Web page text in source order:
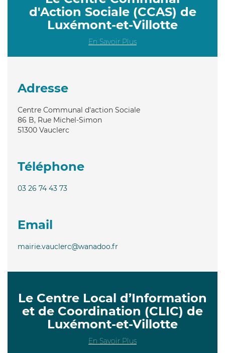
d'Action Sociale (CCAS) de
Luxémont-et-Villotte
En Savoir Plus
Adresse
Centre Communal d'action Sociale
86 B, Rue Michel-Simon
51300 Vauclerc
Téléphone
03 26 74 43 73
Email
mairie.vauclerc@wanadoo.fr
Le Centre Local d’Information
et de Coordination (CLIC) de
Luxémont-et-Villotte
En Savoir Plus